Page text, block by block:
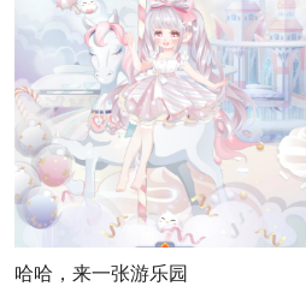
哈哈，来一张游乐园